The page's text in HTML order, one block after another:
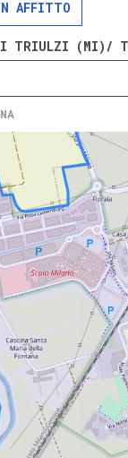
AFFITTO
TRIULZI (MI)/